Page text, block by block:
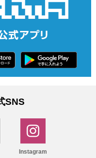
SNS
Instagram